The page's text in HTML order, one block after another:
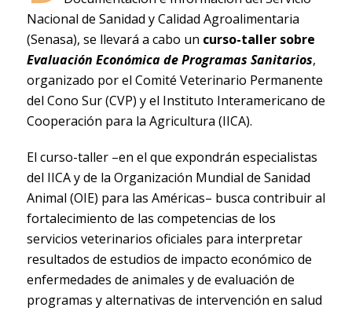
Nacional de Sanidad y Calidad Agroalimentaria
(Senasa), se llevará a cabo un curso-taller sobre
Evaluación Económica de Programas Sanitarios,
organizado por el Comité Veterinario Permanente
del Cono Sur (CVP) y el Instituto Interamericano de
Cooperación para la Agricultura (IICA).
El curso-taller –en el que expondrán especialistas
del IICA y de la Organización Mundial de Sanidad
Animal (OIE) para las Américas– busca contribuir al
fortalecimiento de las competencias de los
servicios veterinarios oficiales para interpretar
resultados de estudios de impacto económico de
enfermedades de animales y de evaluación de
programas y alternativas de intervención en salud